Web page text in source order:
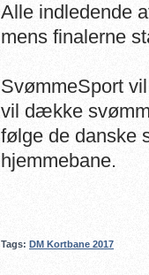
Alle indledende
mens finalerne
SvømmeSport
vil dække
følge de danske
hjemmebane.
Tags: DM Kortbane 2017